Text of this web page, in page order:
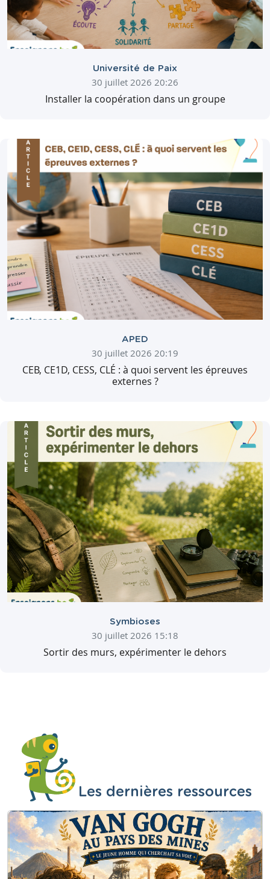
Université de Paix
30 juillet 2026 20:26
Installer la coopération dans un groupe
APED
30 juillet 2026 20:19
CEB, CE1D, CESS, CLÉ : à quoi servent les épreuves
externes ?
Symbioses
30 juillet 2026 15:18
Sortir des murs, expérimenter le dehors
Les dernières ressources